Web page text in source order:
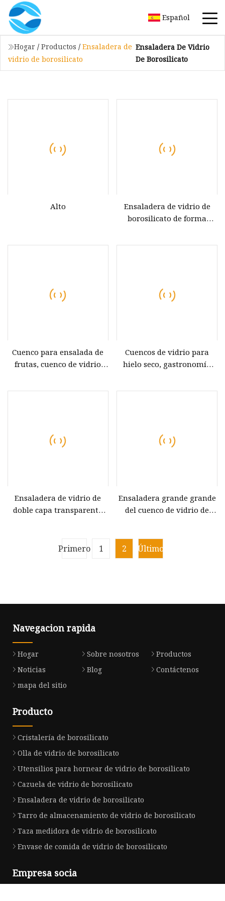
Español
Hogar / Productos / Ensaladera de
vidrio de borosilicato
Ensaladera De Vidrio
De Borosilicato
Alto
Ensaladera de vidrio de
borosilicato de forma
Cuenco para ensalada de
frutas, cuenco de vidrio
Cuencos de vidrio para
hielo seco, gastronomía
Ensaladera de vidrio de
doble capa transparente
Ensaladera grande grande
del cuenco de vidrio de
microondas
Primero 1 2 Último
Navegacion rapida
Hogar Sobre nosotros
Productos
Noticias
Blog
Contáctenos
mapa del sitio
Producto
Cristalería de borosilicato
Olla de vidrio de borosilicato
Utensilios para hornear de vidrio de borosilicato
Cazuela de vidrio de borosilicato
Ensaladera de vidrio de borosilicato
Tarro de almacenamiento de vidrio de borosilicato
Taza medidora de vidrio de borosilicato
Envase de comida de vidrio de borosilicato
Empresa socia